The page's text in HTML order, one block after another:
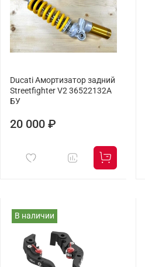
Ducati Амортизатор задний
Streetfighter V2 36522132A
БУ
20 000 ₽
В наличии